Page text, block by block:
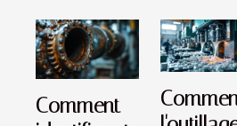
Comment